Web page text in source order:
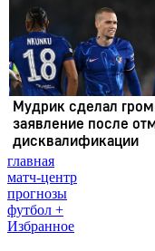
главная
матч-центр
прогнозы
футбол +
Избранное